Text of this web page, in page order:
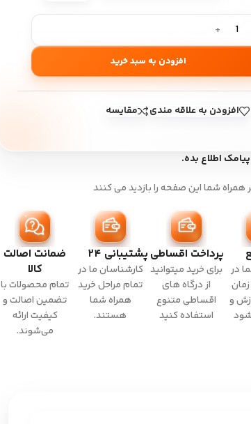
افزودن به سبد خرید
افزودن به علاقه مندی مقایسه
اطلاع بده.
همراه شما این صفحه را بازدید می کنند
در
و
پرداخت اقساطی
برای خرید میتوانید
از درگاه های
اقساطی متنوع
استفاده کنید
پشتیبانی ۲۴
کارشناسان ما در
تمام مراحل خرید
همراه شما
هستند.
ضمانت اصالت
کالا
تمام محصولات با
تضمین اصالت و
کیفیت ارائه
می‌شوند.